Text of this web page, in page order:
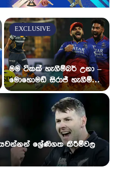
EXCLUSIVE
මම ටිකක් හැගීම්බර් උනා –
මොහොමඩ් සිරාජ් හැගීම්බර
වෙයි
ශ්‍රේණිගත කිරීම්වල